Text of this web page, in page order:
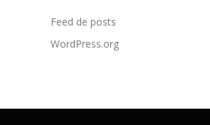
Feed de posts
WordPress.org